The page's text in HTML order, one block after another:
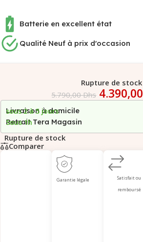
Batterie en excellent état
Qualité Neuf à prix d'occasion
Rupture de stock
5.790,00Dhs 4.390,00
Livraison à domicile
sous 2 à 5 jours
Retrait Tera Magasin
Sous 1h
Rupture de stock
Comparer
Garantie légale
Satisfait ou
remboursé